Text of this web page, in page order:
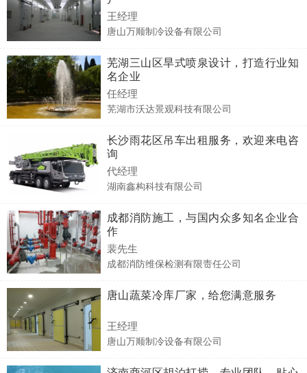
王经理
唐山万顺制冷设备有限公司
芜湖三山区旱式喷泉设计，打造行业知
名企业
任经理
芜湖市沃达景观科技有限公司
长沙雨花区吊车出租服务，欢迎来电咨
询
代经理
湖南鑫构科技有限公司
成都消防施工，与国内众多知名企业合
作
裴先生
成都消防维保检测有限责任公司
唐山蔬菜冷库厂家，给您满意服务
王经理
唐山万顺制冷设备有限公司